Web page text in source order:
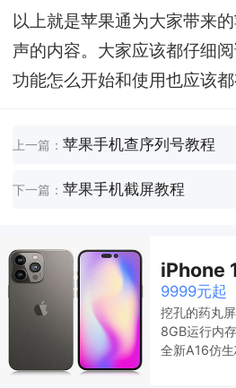
以上就是苹果通为大家带来
声的内容。大家应该都仔细
功能怎么开始和使用也应该都
上一篇：苹果手机查序列号教程
下一篇：苹果手机截屏教程
iPhone
9999元起
挖孔的药丸
8GB运行内存
全新A16仿